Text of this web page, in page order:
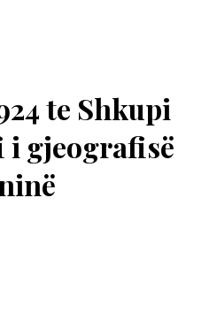
te Shkupi
i gjeografisë